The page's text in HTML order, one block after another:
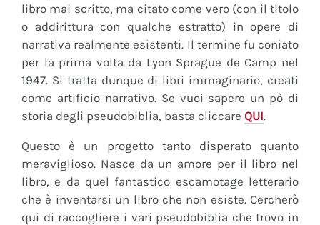
libro mai scritto, ma citato come vero (con il titolo
o addirittura con qualche estratto) in opere di
narrativa realmente esistenti. Il termine fu coniato
per la prima volta da Lyon Sprague de Camp nel
1947. Si tratta dunque di libri immaginario, creati
come artificio narrativo. Se vuoi sapere un pò di
storia degli pseudobiblia, basta cliccare QUI.
Questo è un progetto tanto disperato quanto
meraviglioso. Nasce da un amore per il libro nel
libro, e da quel fantastico escamotage letterario
che è inventarsi un libro che non esiste. Cercherò
qui di raccogliere i vari pseudobiblia che trovo in